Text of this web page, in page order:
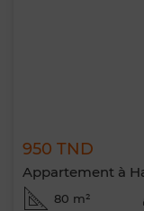
950 TND
Appartement à
80 m²